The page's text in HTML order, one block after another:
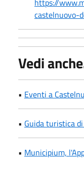
https://
castelnuovo-
Vedi
• Eventi a
• Guida turistica
• Municipium,